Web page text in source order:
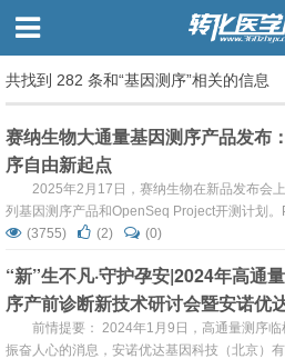
共找到 282 条和“基因测序”相关的信息
赛纳生物大通量基因测序产品发布
序自由新起点
2025年2月17日，赛纳生物在新品发布会
列基因测序产品和OpenSeq Project开测计划。
包括P1000基因测序仪和P1000X测序系统，实
纳生物产品矩阵的关键空白，更为行业带来了更
成本的测序解决方案，将有力推动基因测序技术
广泛应用。 ...
(3755) (2) (0)
“新”生不凡·守护孕安|2024年高通
序产前诊断新技术研讨会暨安诺优
seq试剂盒新品发布会顺利召开
前情提要： 2024年1月9日，高通量测序临
振奋人心的消息，安诺优达基因科技（北京）